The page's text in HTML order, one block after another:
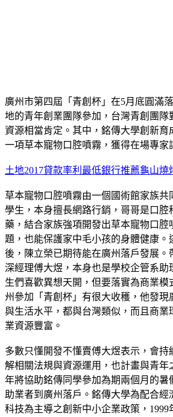
廣州市第四屆「青創杯」在5月底圓滿
地的青年創業團隊參加，台灣青創團隊
資源相當肯定。其中，銘傳大學創新育
一項草本寵物口腔噴霧，獲得在場專家
土地2017貸款率利最低銀行推薦龜山燒
草本寵物口腔噴霧由一個國術館家族共
學生，本身擅長網路行銷，哥哥是口腔
藥，結合家族強項開發出草本寵物口腔
題，也能保護家中毛小孩的身體健康。
後，陳立榮已期待能在廣州落戶發展。
深經理傅大煜，本身也是學校企管系助
生們喜歡異想天開，但要落實為商業模
州參加「青創杯」有很大收穫，他發現
與生活水平，都與台灣類似，而且商業
業資源豐富。
多數只懂開發不懂賣傅大煜表示，會持
解相關法規與資源運用，也計畫與青年
年將協助銘傳同學參加為期兩個月的暑
助業者到廣州落戶。銘傳大學為配合經
科技為主導之創新中小企業政策，